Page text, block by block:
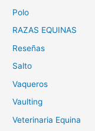
Polo
RAZAS EQUINAS
Reseñas
Salto
Vaqueros
Vaulting
Veterinaria Equina